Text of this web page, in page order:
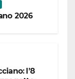
2026
l’8